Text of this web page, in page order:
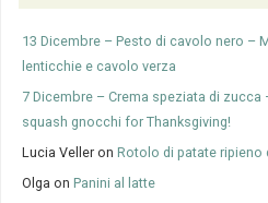
13 Dicembre – Pesto di cavolo nero –
lenticchie e cavolo verza
7 Dicembre – Crema speziata di zucca
squash gnocchi for Thanksgiving!
Lucia Veller onRotolo di patate
Olga onPanini al latte